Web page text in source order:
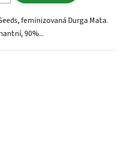
feminizovaná Durga Mata.
90%...